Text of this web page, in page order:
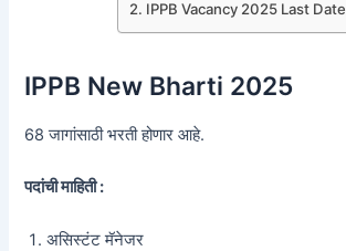
IPPB Vacancy 2025 Last Date
IPPB New Bharti 2025
68 जागांसाठी भरती होणार आहे.
पदांची माहिती :
असिस्टंट मॅनेजर